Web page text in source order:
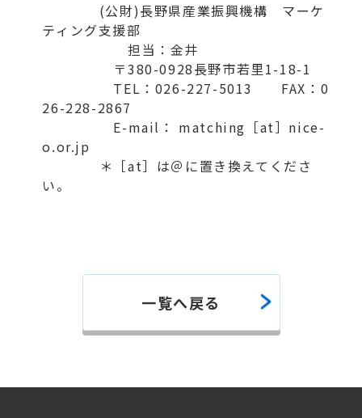
(公財)長野県産業振興機構 マーケ
ティング支援部
担当：金井
〒380-0928長野市若里1-18-1
TEL：026-227-5013 FAX：0
26-228-2867
E-mail： matching［at］nice-
o.or.jp
＊［at］は＠に置き換えてくださ
い。
一覧へ戻る